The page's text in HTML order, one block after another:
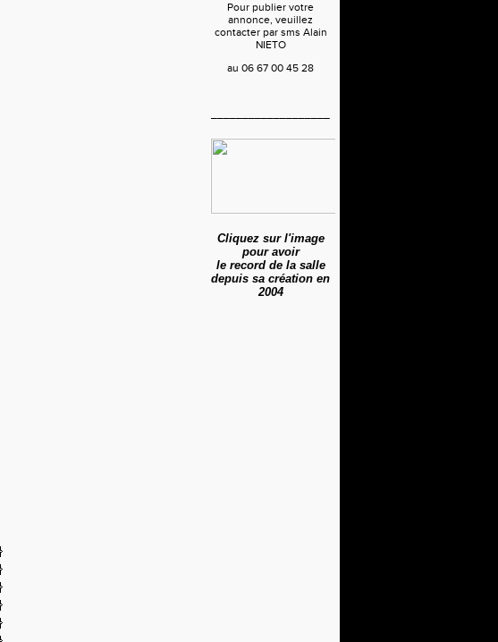
Pour publier votre
annonce, veuillez
contacter par sms Alain
NIETO
au 06 67 00 45 28
Cliquez sur l'image
pour avoir
le record de la salle
depuis sa création en
2004